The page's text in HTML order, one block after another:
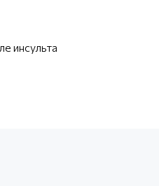
инсульта